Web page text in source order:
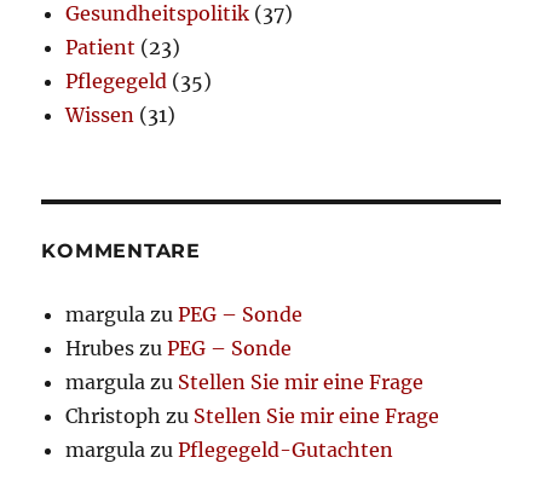
Gesundheitspolitik (37)
Patient (23)
Pflegegeld (35)
Wissen (31)
KOMMENTARE
margula zuPEG – Sonde
Hrubes zuPEG – Sonde
margula zu Stellen Sie mir eine Frage
Christoph zu Stellen Sie mir eine Frage
margula zuPflegegeld-Gutachten